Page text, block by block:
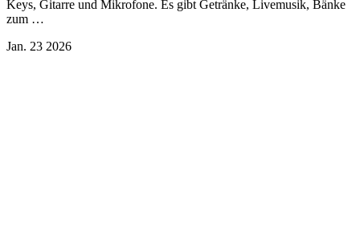
Keys, Gitarre und Mikrofone. Es gibt Getränke, Livemusik, Bänke
zum …
Jan. 23 2026